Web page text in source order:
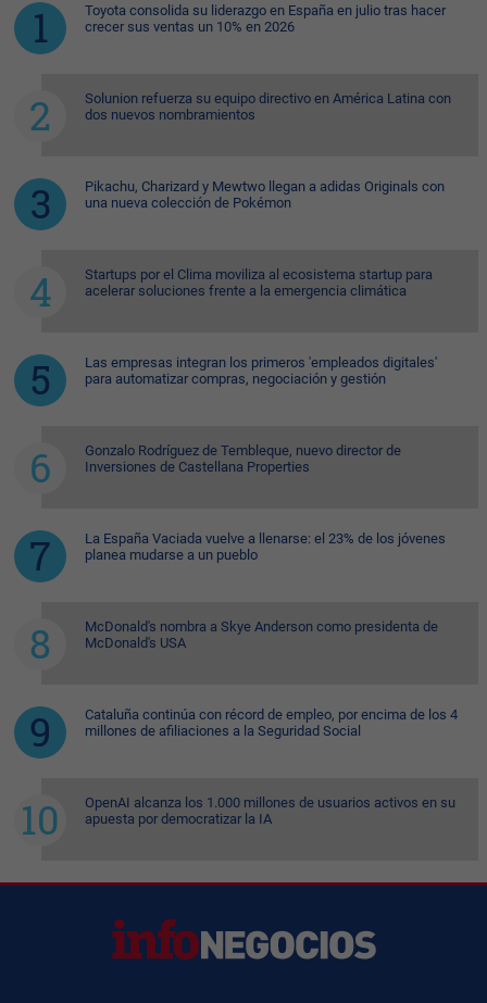
Toyota consolida su liderazgo en España en julio tras hacer
crecer sus ventas un 10% en 2026
Solunion refuerza su equipo directivo en América Latina con
dos nuevos nombramientos
Pikachu, Charizard y Mewtwo llegan a adidas Originals con
una nueva colección de Pokémon
Startups por el Clima moviliza al ecosistema startup para
acelerar soluciones frente a la emergencia climática
Las empresas integran los primeros 'empleados digitales'
para automatizar compras, negociación y gestión
Gonzalo Rodríguez de Tembleque, nuevo director de
Inversiones de Castellana Properties
La España Vaciada vuelve a llenarse: el 23% de los jóvenes
planea mudarse a un pueblo
McDonald's nombra a Skye Anderson como presidenta de
McDonald's USA
Cataluña continúa con récord de empleo, por encima de los 4
millones de afiliaciones a la Seguridad Social
OpenAI alcanza los 1.000 millones de usuarios activos en su
apuesta por democratizar la IA